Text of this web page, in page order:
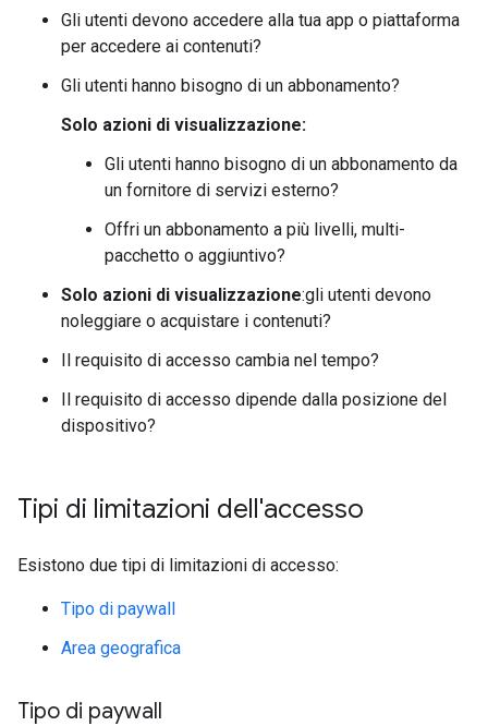
Gli utenti devono accedere alla tua app o piattaforma
per accedere ai contenuti?
Gli utenti hanno bisogno di un abbonamento?
Solo azioni di visualizzazione:
Gli utenti hanno bisogno di un abbonamento da
un fornitore di servizi esterno?
Offri un abbonamento a più livelli, multi-
pacchetto o aggiuntivo?
Solo azioni di visualizzazione:gli utenti devono
noleggiare o acquistare i contenuti?
Il requisito di accesso cambia nel tempo?
Il requisito di accesso dipende dalla posizione del
dispositivo?
Tipi di limitazioni dell'accesso
Esistono due tipi di limitazioni di accesso:
Tipo di paywall
Area geografica
Tipo di paywall